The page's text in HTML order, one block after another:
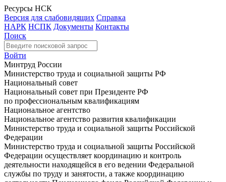
Ресурсы НСК
Версия для слабовидящих Справка
НАРК НСПК Документы Контакты
Поиск
Войти
Минтруд России
Министерство труда и социальной защиты РФ
Национальный совет
Национальный совет при Президенте РФ
по профессиональным квалификациям
Национальное агентство
Национальное агентство развития квалификации
Министерство труда и социальной защиты Российской
Федерации
Министерство труда и социальной защиты Российской
Федерации осуществляет координацию и контроль
деятельности находящейся в его ведении Федеральной
службы по труду и занятости, а также координацию